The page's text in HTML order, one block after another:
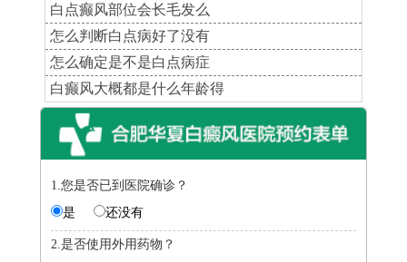
白点癫风部位会长毛发么
怎么判断白点病好了没有
怎么确定是不是白点病症
白癫风大概都是什么年龄得
1.您是否已到医院确诊？
是
还没有
2.是否使用外用药物？